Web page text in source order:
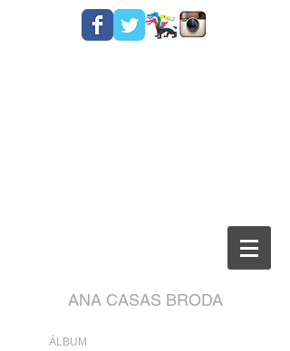
ANA CASAS BRODA
ÁLBUM